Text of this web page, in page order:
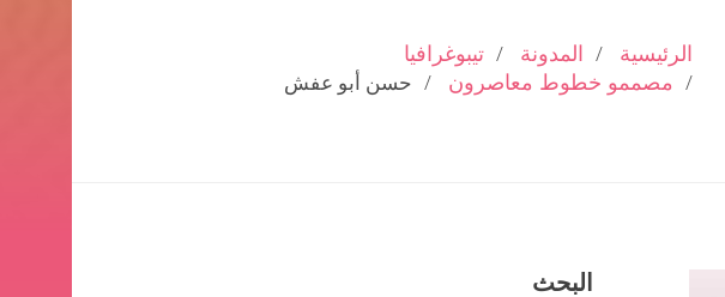
الرئيسية المدونة
تيبوغرافيا
مصممو خطوط معاصرون
حسن أبو عفش
البحث